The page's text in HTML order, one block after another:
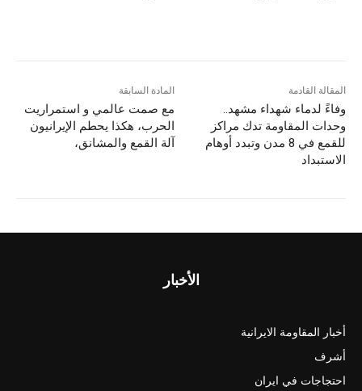
المادة السابقة
مع صمت عالمي و استمراریت
الحرب، هکذا يحطم الإيرانيون
آلة القمع والمشانق،
المقالة القادمة
وفاءً لدماء شهداء مشهد..
وحدات المقاومة تدك مراكز
للقمع في 8 مدن وتبدد أوهام
الاستبداد
الأخبار
أخبار المقاومة الايرانية
أشرف
احتجاجات في ايران